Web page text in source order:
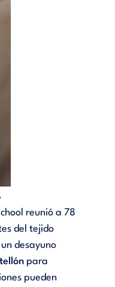
reunió a 78
del tejido
desayuno
para
pueden